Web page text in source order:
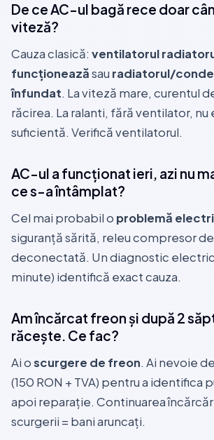
De ce AC-ul bagă rece doar
viteză?
Cauza clasică: ventilatorul
funcționeazăsau radiatorul/
înfundat. La viteză mare, curentul
răcirea. La ralanti, fără ventilator, nu
suficientă. Verifică ventilatorul.
AC-ul a funcționat ieri, azi nu
ce s-a întâmplat?
Cel mai probabil o problemă
siguranță sărită, releu compresor
deconectată. Un diagnostic
minute) identifică exact cauza.
Am încărcat freon și după 2
răcește. Ce fac?
Ai oscurgere de freon. Ai nevoie
(150 RON + TVA) pentru a identifica
apoi reparație. Continuarea
scurgerii = bani aruncați.